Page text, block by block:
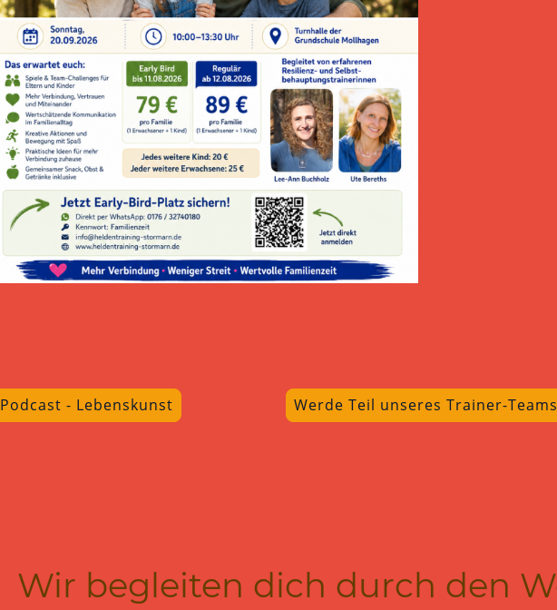
Werde Teil unseres Trainer-Teams
Podcast - Lebenskunst
Wir begleiten dich durch den